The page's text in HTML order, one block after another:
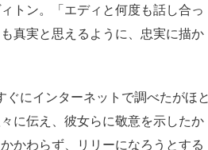
トン。「エディと何度も話し合っ
真実と思えるように、忠実に描か
にインターネットで調べたがほ
に伝え、彼女らに敬意を示したか
かわらず、リリーになろうとする